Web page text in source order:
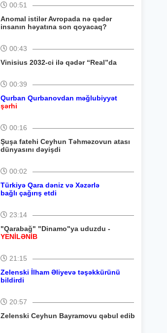
00:51
Anomal istilər Avropada nə qədər
insanın həyatına son qoyacaq?
00:43
Vinisius 2032-ci ilə qədər “Real”da
00:39
Qurban Qurbanovdan məğlubiyyət
şərhi
00:16
Şuşa fatehi Ceyhun Təhməzovun atası
dünyasını dəyişdi
00:02
Türkiyə Qara dəniz və Xəzərlə
bağlı çağırış etdi
23:14
"Qarabağ" "Dinamo"ya uduzdu -
YENİLƏNİB
21:15
Zelenski İlham Əliyevə təşəkkürünü
bildirdi
20:57
Zelenski Ceyhun Bayramovu qəbul edib